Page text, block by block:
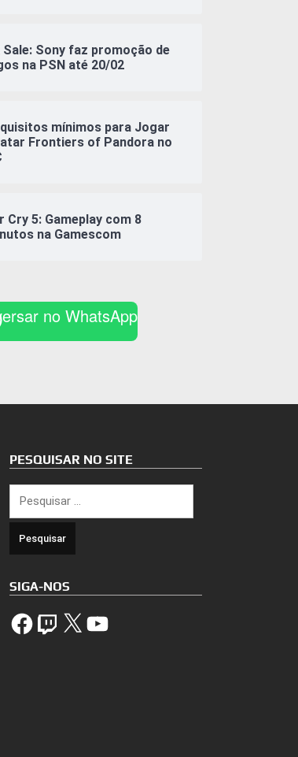
Sale: Sony faz promoção de
na PSN até 20/02
mínimos para Jogar
Frontiers of Pandora no
Cry 5: Gameplay com 8
na Gamescom
no WhatsApp
PESQUISAR NO SITE
por:
SIGA-NOS
FacebookTwitch X YouTube